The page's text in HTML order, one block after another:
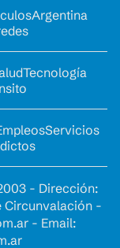
Argentina
Tecnología
Servicios
- Dirección:
Circunvalación -
- Email: